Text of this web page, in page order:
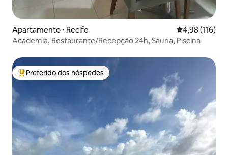
Apartamento ⋅ Recife 4,98 de uma
4,98 (116)
Academia, Restaurante/Recepção 24h, Sauna, Piscina
Entre os melhores preferidos dos hóspedes
Preferido dos hóspedes